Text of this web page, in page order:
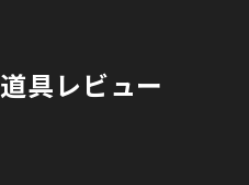
具レビュー